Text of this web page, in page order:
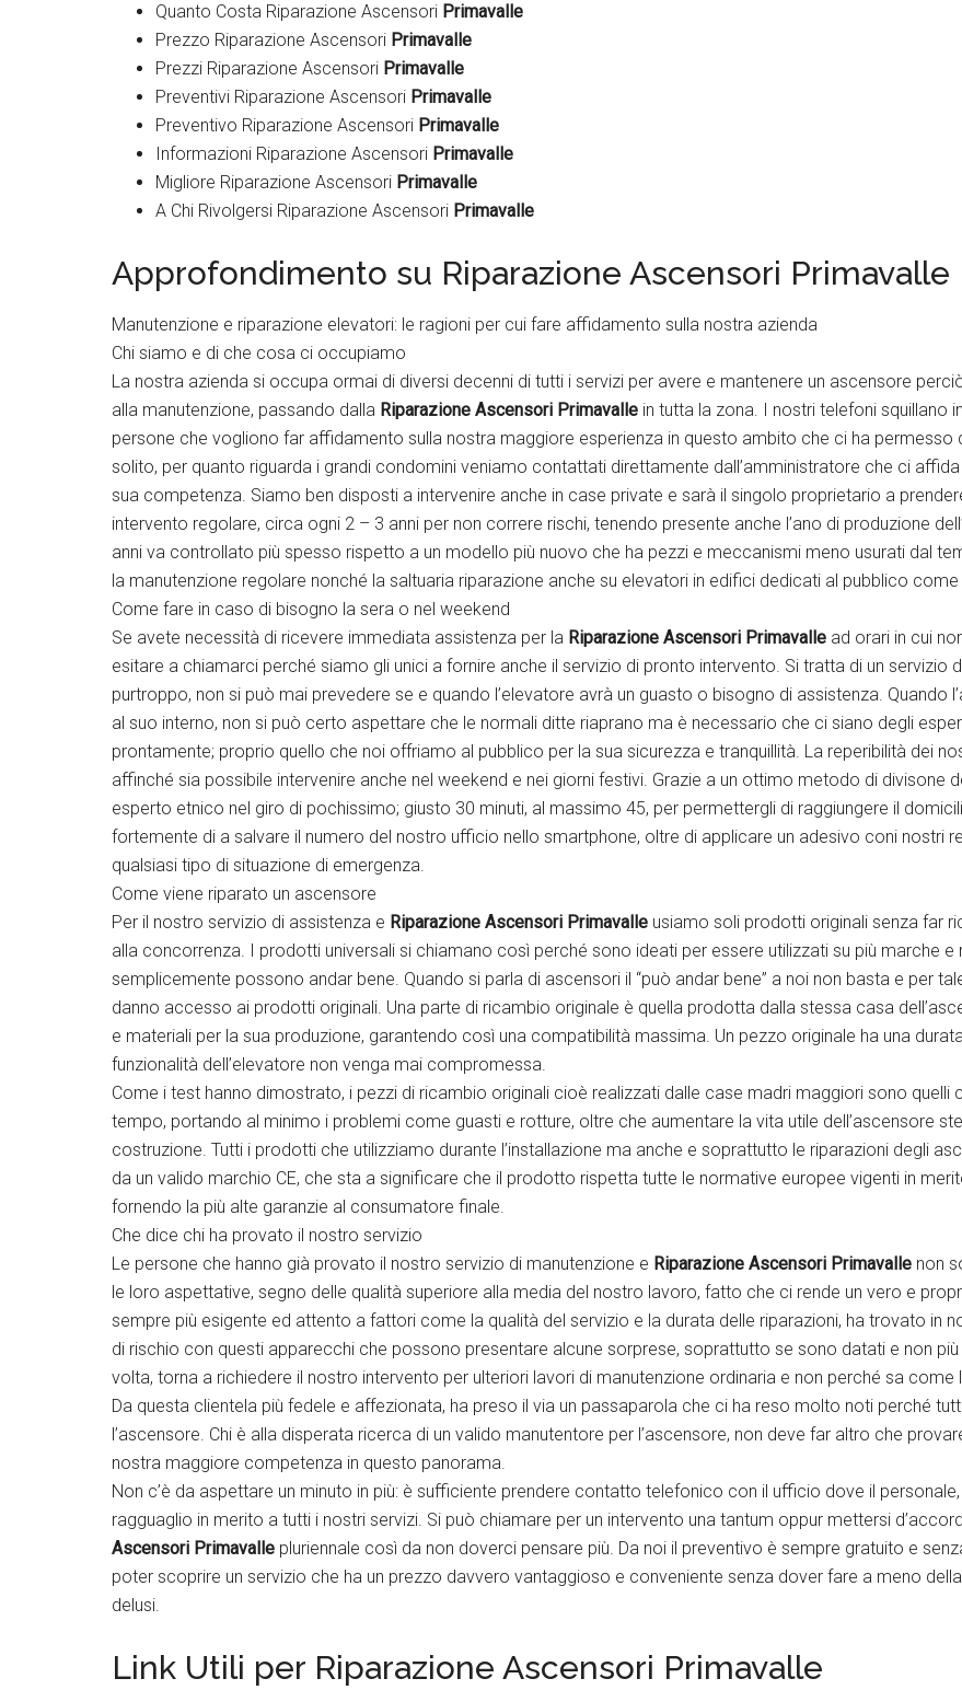
Quanto Costa Riparazione Ascensori Primavalle
Prezzo Riparazione Ascensori Primavalle
Prezzi Riparazione Ascensori Primavalle
Preventivi Riparazione Ascensori Primavalle
Preventivo Riparazione Ascensori Primavalle
Informazioni Riparazione Ascensori Primavalle
Migliore Riparazione Ascensori Primavalle
A Chi Rivolgersi Riparazione Ascensori Primavalle
Approfondimento su Riparazione Ascensori Primavalle
Manutenzione e riparazione elevatori: le ragioni per cui fare affidamento sulla nostra azienda
Chi siamo e di che cosa ci occupiamo
La nostra azienda si occupa ormai di diversi decenni di tutti i servizi per avere e mantenere un ascensore
alla manutenzione, passando dalla Riparazione Ascensori Primavalle in tutta la zona. I nostri telefoni squillano
persone che vogliono far affidamento sulla nostra maggiore esperienza in questo ambito che ci ha permesso
solito, per quanto riguarda i grandi condomini veniamo contattati direttamente dall’amministratore che ci
sua competenza. Siamo ben disposti a intervenire anche in case private e sarà il singolo proprietario a
intervento regolare, circa ogni 2 – 3 anni per non correre rischi, tenendo presente anche l’ano di produzione
anni va controllato più spesso rispetto a un modello più nuovo che ha pezzi e meccanismi meno usurati dal
la manutenzione regolare nonché la saltuaria riparazione anche su elevatori in edifici dedicati al pubblico
Come fare in caso di bisogno la sera o nel weekend
Se avete necessità di ricevere immediata assistenza per la Riparazione Ascensori Primavalle ad orari in cui
esitare a chiamarci perché siamo gli unici a fornire anche il servizio di pronto intervento. Si tratta di un
purtroppo, non si può mai prevedere se e quando l’elevatore avrà un guasto o bisogno di assistenza.
al suo interno, non si può certo aspettare che le normali ditte riaprano ma è necessario che ci siano degli
prontamente; proprio quello che noi offriamo al pubblico per la sua sicurezza e tranquillità. La reperibilità dei
affinché sia possibile intervenire anche nel weekend e nei giorni festivi. Grazie a un ottimo metodo di divisone
esperto etnico nel giro di pochissimo; giusto 30 minuti, al massimo 45, per permettergli di raggiungere il
fortemente di a salvare il numero del nostro ufficio nello smartphone, oltre di applicare un adesivo coni nostri
qualsiasi tipo di situazione di emergenza.
Come viene riparato un ascensore
Per il nostro servizio di assistenza e Riparazione Ascensori Primavalle usiamo soli prodotti originali senza far
alla concorrenza. I prodotti universali si chiamano così perché sono ideati per essere utilizzati su più marche
semplicemente possono andar bene. Quando si parla di ascensori il “può andar bene” a noi non basta e per
danno accesso ai prodotti originali. Una parte di ricambio originale è quella prodotta dalla stessa casa
e materiali per la sua produzione, garantendo così una compatibilità massima. Un pezzo originale ha una
funzionalità dell’elevatore non venga mai compromessa.
Come i test hanno dimostrato, i pezzi di ricambio originali cioè realizzati dalle case madri maggiori sono quelli
tempo, portando al minimo i problemi come guasti e rotture, oltre che aumentare la vita utile dell’ascensore
costruzione. Tutti i prodotti che utilizziamo durante l’installazione ma anche e soprattutto le riparazioni degli
da un valido marchio CE, che sta a significare che il prodotto rispetta tutte le normative europee vigenti in
fornendo la più alte garanzie al consumatore finale.
Che dice chi ha provato il nostro servizio
Le persone che hanno già provato il nostro servizio di manutenzione e Riparazione Ascensori Primavalle non
le loro aspettative, segno delle qualità superiore alla media del nostro lavoro, fatto che ci rende un vero e
sempre più esigente ed attento a fattori come la qualità del servizio e la durata delle riparazioni, ha trovato in
di rischio con questi apparecchi che possono presentare alcune sorprese, soprattutto se sono datati e non
volta, torna a richiedere il nostro intervento per ulteriori lavori di manutenzione ordinaria e non perché sa
Da questa clientela più fedele e affezionata, ha preso il via un passaparola che ci ha reso molto noti perché
l’ascensore. Chi è alla disperata ricerca di un valido manutentore per l’ascensore, non deve far altro che
nostra maggiore competenza in questo panorama.
Non c’è da aspettare un minuto in più: è sufficiente prendere contatto telefonico con il ufficio dove il
ragguaglio in merito a tutti i nostri servizi. Si può chiamare per un intervento una tantum oppur mettersi
Ascensori Primavalle pluriennale così da non doverci pensare più. Da noi il preventivo è sempre gratuito e
poter scoprire un servizio che ha un prezzo davvero vantaggioso e conveniente senza dover fare a meno
delusi.
Link Utili per Riparazione Ascensori Primavalle